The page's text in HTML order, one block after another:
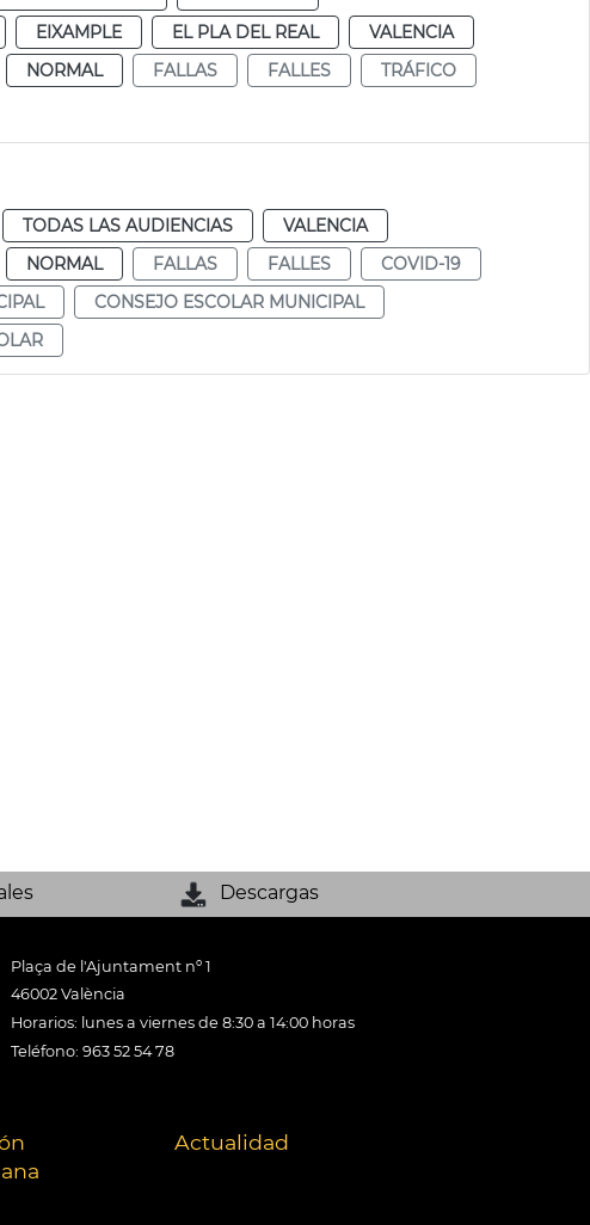
EIXAMPLE EL PLA DEL REAL
VALENCIA
NORMAL FALLAS FALLES
TRÁFICO
TODAS LAS AUDIENCIAS
VALENCIA
NORMAL FALLAS FALLES
COVID-19
CONSEJO ESCOLAR MUNICIPAL
Descargas
Plaça de l'Ajuntament nº 1
46002 València
Horarios: lunes a viernes de 8:30 a 14:00 horas
Teléfono: 963 52 54 78
Actualidad